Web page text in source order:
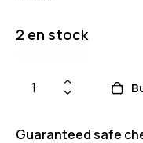
2 en stock
Guaranteed safe